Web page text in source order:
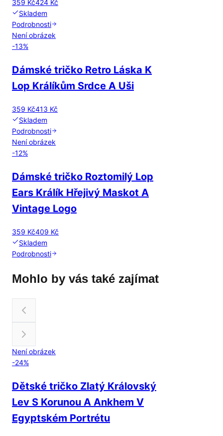
359 Kč424 Kč
Skladem
Podrobnosti
Není obrázek
-13%
Dámské tričko Retro Láska K
Lop Králíkům Srdce A Uši
359 Kč413 Kč
Skladem
Podrobnosti
Není obrázek
-12%
Dámské tričko Roztomilý Lop
Ears Králík Hřejivý Maskot A
Vintage Logo
359 Kč409 Kč
Skladem
Podrobnosti
Mohlo by vás také zajímat
Není obrázek
-24%
Dětské tričko Zlatý Královský
Lev S Korunou A Ankhem V
Egyptském Portrétu